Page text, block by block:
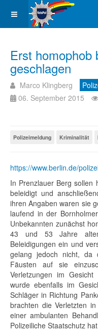
Erst homophob
geschlagen
Marco Klingberg
06. September 2015
Polizeimeldung Kriminalität
https://www.berlin.de/
In Prenzlauer Berg sollen
beleidigt und
ihren Angaben waren sie
laufend in der
Unbekannten zunächst
43 und 53 Jahre
Beleidigungen ein und
gelang jedoch nicht, da
Fäusten auf sie
Verletzungen im
wurde ebenfalls im
Schläger in Richtung
brachten die Verletzten
einer ambulanten
Polizeiliche Staatschutz